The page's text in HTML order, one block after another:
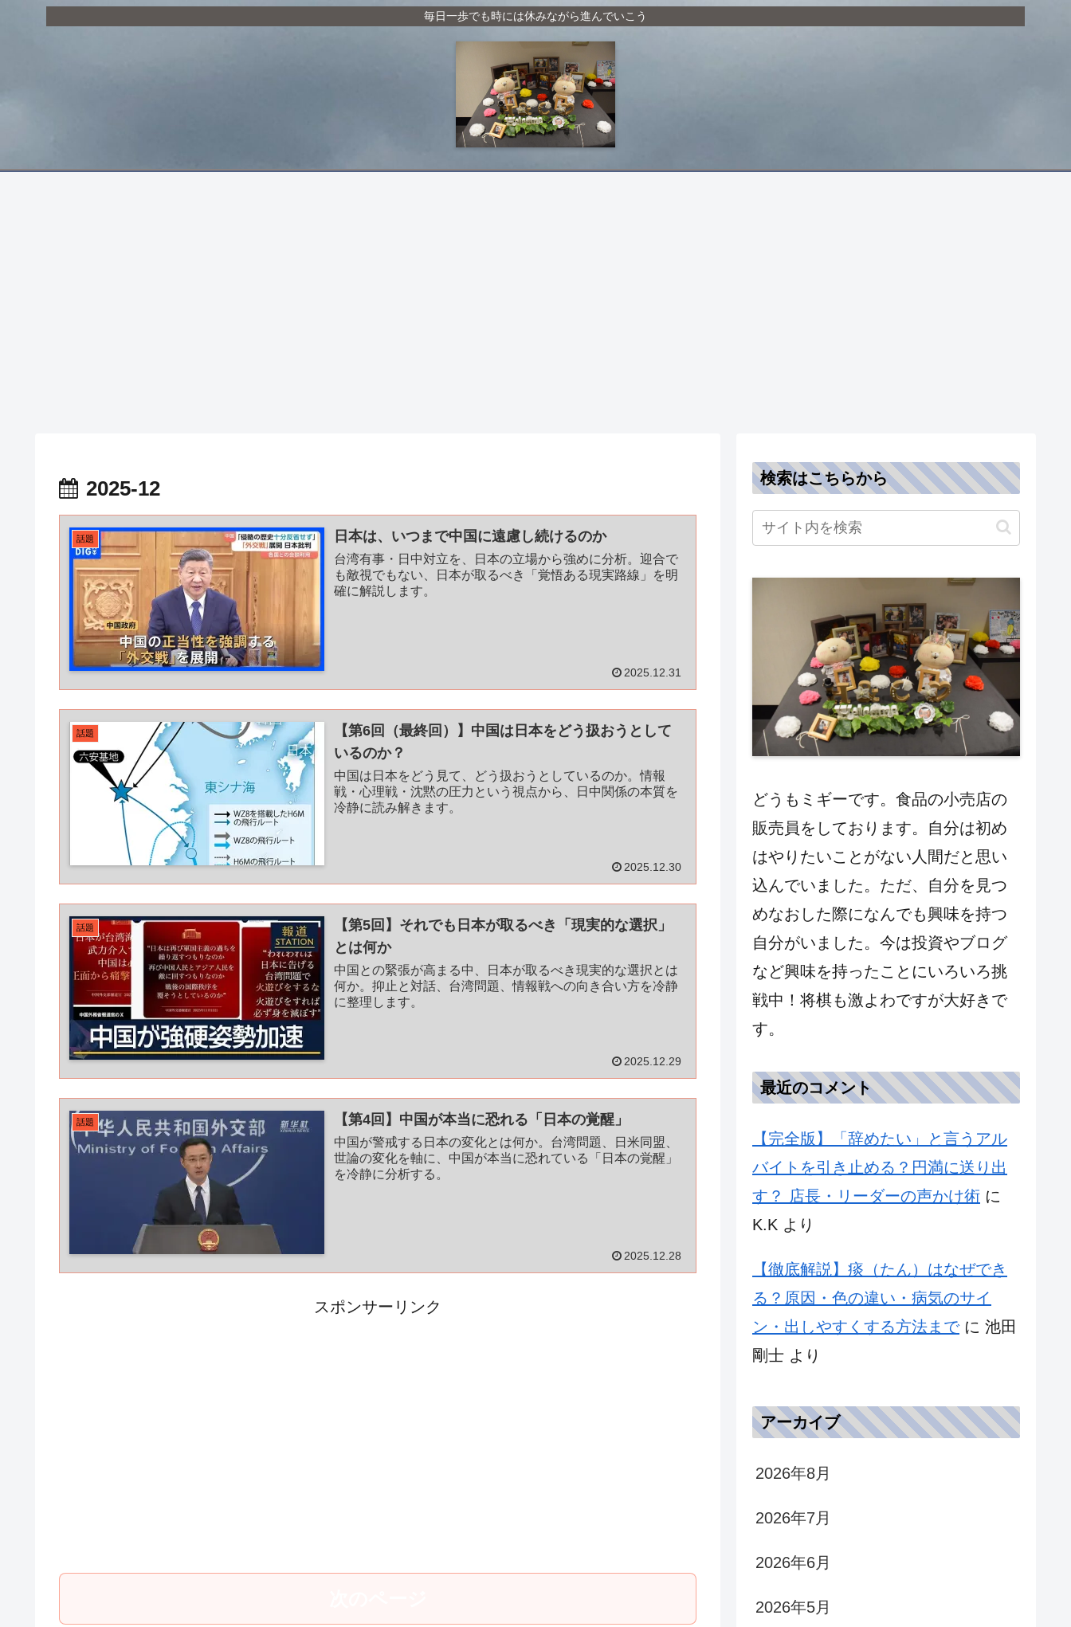
毎日一歩でも時には休みながら進んでいこう
2025-12
話題 日本は、いつまで中国に遠慮し続けるのか
台湾有事・日中対立を、日本の立場から強めに分析。迎合で
も敵視でもない、日本が取るべき「覚悟ある現実路線」を明
確に解説します。
2025.12.31
話題
【第6回（最終回）】中国は日本をどう扱おうとして
いるのか？
中国は日本をどう見て、どう扱おうとしているのか。情報
戦・心理戦・沈黙の圧力という視点から、日中関係の本質を
冷静に読み解きます。
2025.12.30
話題
【第5回】それでも日本が取るべき「現実的な選択」
とは何か
中国との緊張が高まる中、日本が取るべき現実的な選択とは
何か。抑止と対話、台湾問題、情報戦への向き合い方を冷静
に整理します。
2025.12.29
話題 【第4回】中国が本当に恐れる「日本の覚醒」
中国が警戒する日本の変化とは何か。台湾問題、日米同盟、
世論の変化を軸に、中国が本当に恐れている「日本の覚醒」
を冷静に分析する。
2025.12.28
スポンサーリンク
検索はこちらから
どうもミギーです。食品の小売店の
販売員をしております。自分は初め
はやりたいことがない人間だと思い
込んでいました。ただ、自分を見つ
めなおした際になんでも興味を持つ
自分がいました。今は投資やブログ
など興味を持ったことにいろいろ挑
戦中！将棋も激よわですが大好きで
す。
最近のコメント
【完全版】「辞めたい」と言うアル
バイトを引き止める？円満に送り出
す？ 店長・リーダーの声かけ術 に
K.K より
【徹底解説】痰（たん）はなぜでき
る？原因・色の違い・病気のサイ
ン・出しやすくする方法までに 池田
剛士 より
アーカイブ
2026年8月
2026年7月
2026年6月
2026年5月